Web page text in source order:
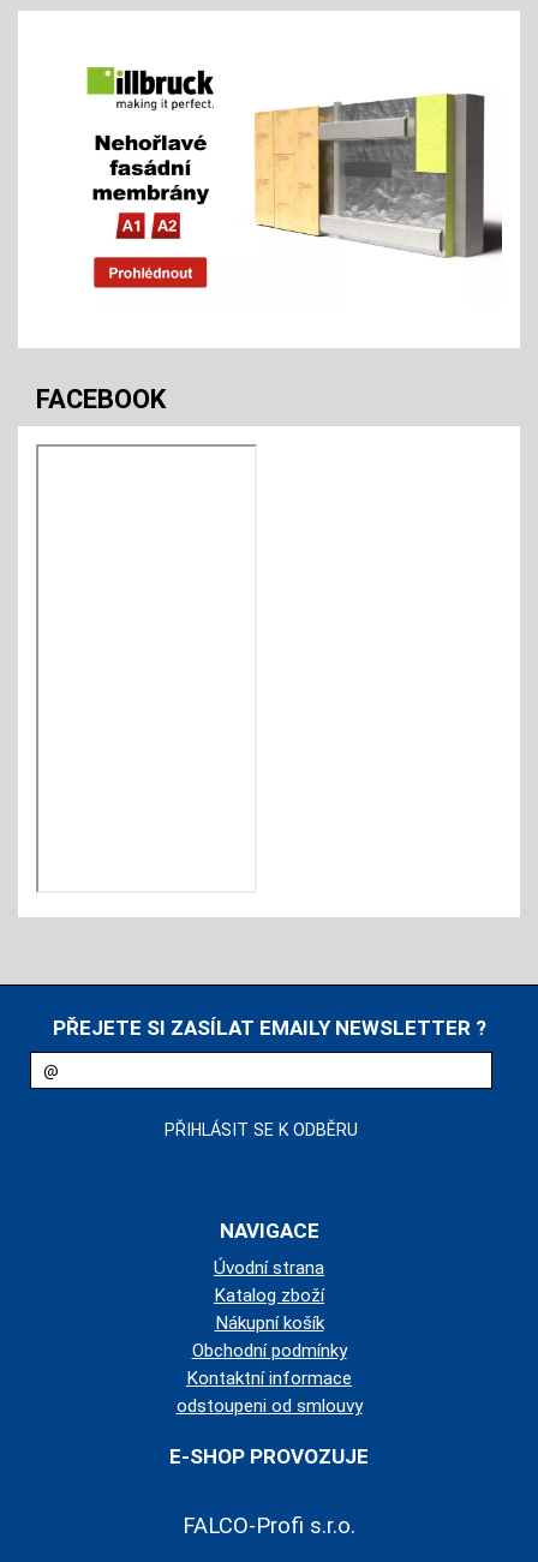
FACEBOOK
PŘEJETE SI ZASÍLAT EMAILY NEWSLETTER ?
NAVIGACE
Úvodní strana
Katalog zboží
Nákupní košík
Obchodní podmínky
Kontaktní informace
odstoupeni od smlouvy
E-SHOP PROVOZUJE
FALCO-Profi s.r.o.